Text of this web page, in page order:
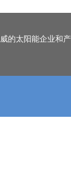
的太阳能企业和